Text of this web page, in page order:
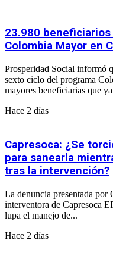
23.980
Colombia Mayor en
Prosperidad Social informó
sexto ciclo del programa
mayores beneficiarias que
Hace 2 días
Capresoca: ¿Se
para sanearla
tras la intervención?
La denuncia presentada
interventora de Capresoca
lupa el manejo de...
Hace 2 días